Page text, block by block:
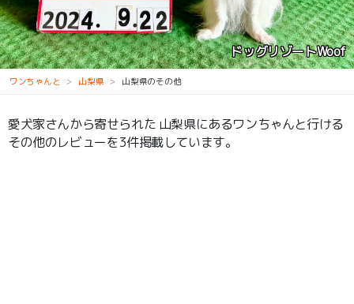
ドッグリゾートWoof
ワンちゃんと 山梨県 山梨県のその他
愛犬家さんから寄せられた 山梨県にあるワンちゃんと行ける
その他のレビューを3件掲載しています。